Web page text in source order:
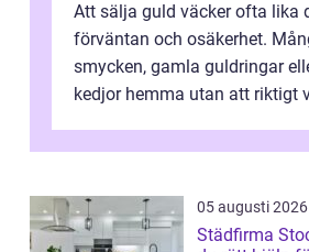
Att sälja guld väcker ofta lika
förväntan och osäkerhet.
smycken, gamla guldringar
kedjor hemma utan att riktigt
05 augusti 2026
Städfirma